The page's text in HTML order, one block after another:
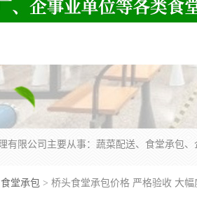
食堂承包 > 桥头食堂承包价格 严格验收 大